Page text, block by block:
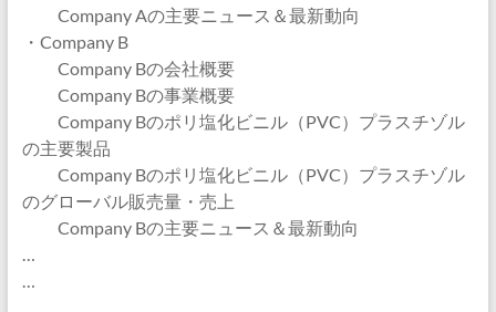
Company Aの主要ニュース＆最新動向
・Company B
Company Bの会社概要
Company Bの事業概要
Company Bのポリ塩化ビニル（PVC）プラスチゾル
の主要製品
Company Bのポリ塩化ビニル（PVC）プラスチゾル
のグローバル販売量・売上
Company Bの主要ニュース＆最新動向
…
…